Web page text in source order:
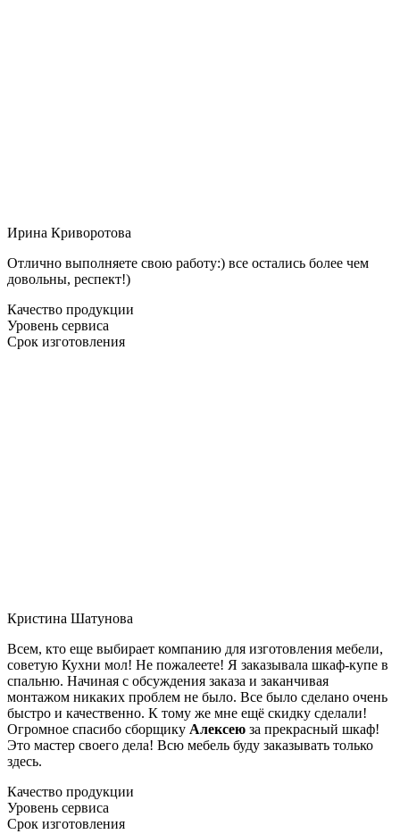
Ирина Криворотова
Отлично выполняете свою работу:) все остались более чем
довольны, респект!)
Качество продукции
Уровень сервиса
Срок изготовления
Кристина Шатунова
Всем, кто еще выбирает компанию для изготовления мебели,
советую Кухни мол! Не пожалеете! Я заказывала шкаф-купе в
спальню. Начиная с обсуждения заказа и заканчивая
монтажом никаких проблем не было. Все было сделано очень
быстро и качественно. К тому же мне ещё скидку сделали!
Огромное спасибо сборщику Алексею за прекрасный шкаф!
Это мастер своего дела! Всю мебель буду заказывать только
здесь.
Качество продукции
Уровень сервиса
Срок изготовления